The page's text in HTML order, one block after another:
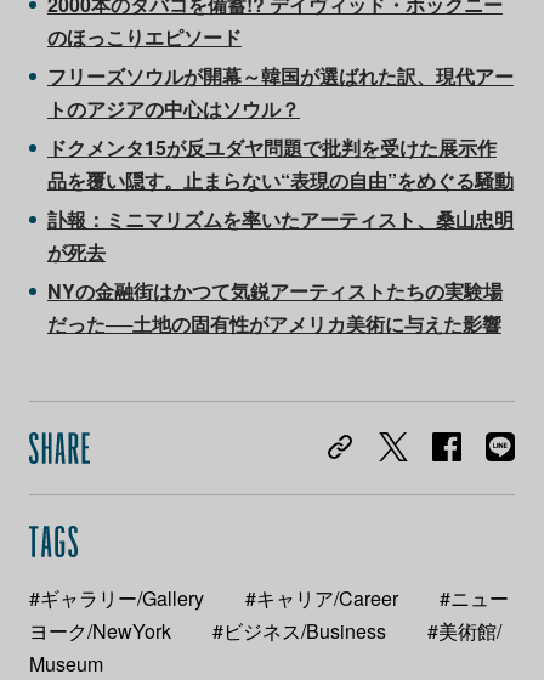
のほっこりエピソード
フリーズソウルが開幕～韓国が選ばれた訳、現代アー
トのアジアの中心はソウル？
ドクメンタ15が反ユダヤ問題で批判を受けた展示作
品を覆い隠す。止まらない“表現の自由”をめぐる騒動
訃報：ミニマリズムを率いたアーティスト、桑山忠明
が死去
NYの金融街はかつて気鋭アーティストたちの実験場
だった──土地の固有性がアメリカ美術に与えた影響
#ギャラリー/Gallery #キャリア/Career
#ニュー
ヨーク/NewYork
#ビジネス/Business
#美術館/
Museum